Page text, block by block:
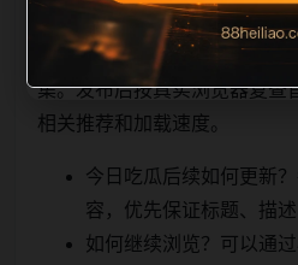
复首段，优先补充不同关键词
角度。栏目页则保留清晰入
集。发布后按真实浏览器复查
相关推荐和加载速度。
今日吃瓜后续如何更新
容，优先保证标题、描
如何继续浏览？可以通